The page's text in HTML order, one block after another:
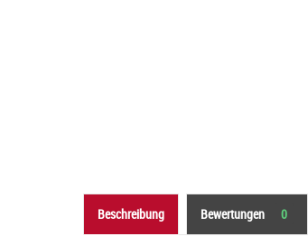
Beschreibung Bewertungen 0